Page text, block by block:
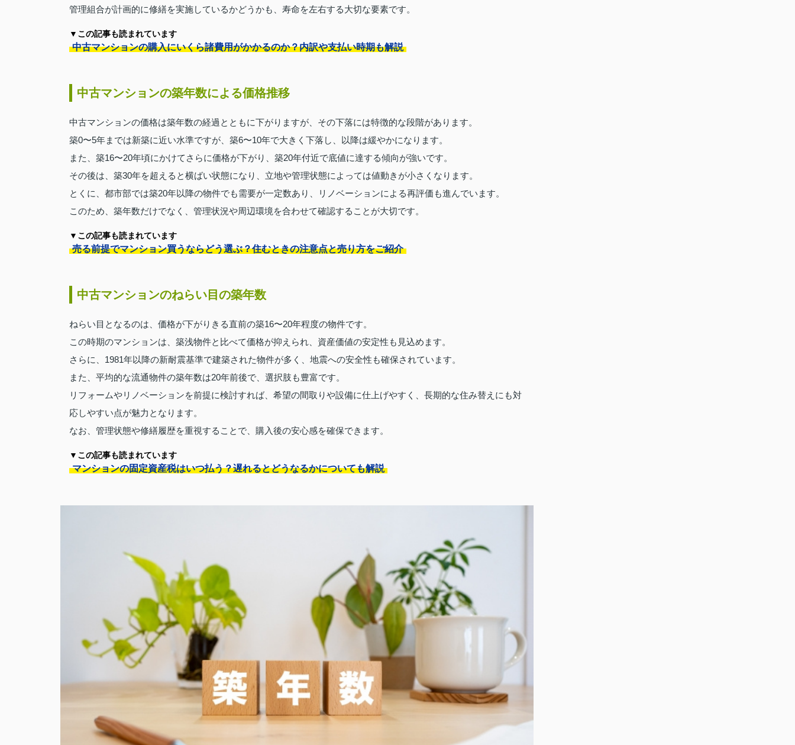
管理組合が計画的に修繕を実施しているかどうかも、寿命を左右する大切な要素です。
▼この記事も読まれています
中古マンションの購入にいくら諸費用がかかるのか？内訳や支払い時期も解説
中古マンションの築年数による価格推移
中古マンションの価格は築年数の経過とともに下がりますが、その下落には特徴的な段階があります。
築0〜5年までは新築に近い水準ですが、築6〜10年で大きく下落し、以降は緩やかになります。
また、築16〜20年頃にかけてさらに価格が下がり、築20年付近で底値に達する傾向が強いです。
その後は、築30年を超えると横ばい状態になり、立地や管理状態によっては値動きが小さくなります。
とくに、都市部では築20年以降の物件でも需要が一定数あり、リノベーションによる再評価も進んでいます。
このため、築年数だけでなく、管理状況や周辺環境を合わせて確認することが大切です。
▼この記事も読まれています
売る前提でマンション買うならどう選ぶ？住むときの注意点と売り方をご紹介
中古マンションのねらい目の築年数
ねらい目となるのは、価格が下がりきる直前の築16〜20年程度の物件です。
この時期のマンションは、築浅物件と比べて価格が抑えられ、資産価値の安定性も見込めます。
さらに、1981年以降の新耐震基準で建築された物件が多く、地震への安全性も確保されています。
また、平均的な流通物件の築年数は20年前後で、選択肢も豊富です。
リフォームやリノベーションを前提に検討すれば、希望の間取りや設備に仕上げやすく、長期的な住み替えにも対
応しやすい点が魅力となります。
なお、管理状態や修繕履歴を重視することで、購入後の安心感を確保できます。
▼この記事も読まれています
マンションの固定資産税はいつ払う？遅れるとどうなるかについても解説